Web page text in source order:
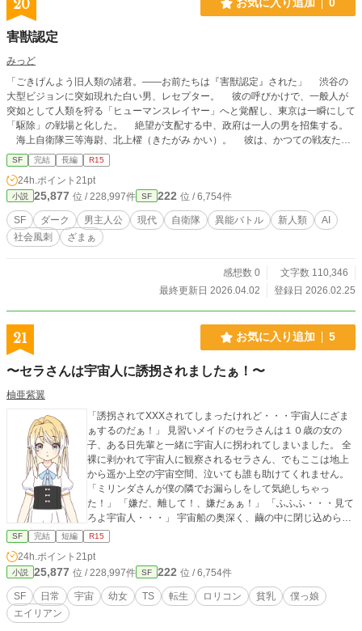
20 お気に入り追加 0
害獣認定
みっど
「ごきげんよう旧人類の諸君。――お前たちは『害獣認定』された」 渋谷の
大型ビジョンに突如現れた白い男、レセプター。 彼の呼びかけで、一般人が
突如として人類を狩る「ヒューマンスレイヤー」へと覚醒し、東京は一瞬にして
「駆除」の戦場と化した。 絶望が支配する中、政府は一人の男を招集する。
海上自衛隊三等海尉、北上櫂（きたがみ かい）。 彼は、かつての戦友たち
と共に、異能と悪意が渦巻く要塞・テレビ局へと潜入を開始する。 全ては、
人類という種の存続をかけた「調律」のために。 「世界はまだ知らない。この
『不協和音』を掌握する、真の王の帰還を――」 【テーマ】 人類が「最強種」
ではなくなったら、どうなるのか？ 【キャッチコピー】 アナタは『駆除する
側』か？ それとも『される側』か？ 【コンセプト】『絶望』から始まり『希
望』で終わる物語――ただし、その『希望』はアナタの想像とは違うかもしれな
い ※AIと共にプロットを練り上げた、自衛隊×異能バトルの力作です。 AIに
覧になって下さい。 ※一部に残酷な描写を含みます。 ※「小説家になろ
う」「カクヨム」でも投稿しています
SF 完結 長編 R15
24h.ポイント 21pt
小説 25,877 位 / 228,997件 SF 222 位 / 6,754件
SF ダーク 男主人公 現代 自衛隊 異能バトル 新人類
AI
社会風刺
ざまぁ
感想数 0
文字数 110,346
最終更新日 2026.04.02
登録日 2026.02.25
21 お気に入り追加 5
〜セラさんは宇宙人に誘拐されましたぁ！〜
柚亜紫翼
「誘拐されてXXXされてしまったけれど・・・宇宙人にざま
ぁするのだぁ！」 見習いメイドのセラさんは１０歳の女の
子、ある日先輩と一緒に宇宙人に拐われてしまいました。 全
裸に剥かれて宇宙人に観察されるセラさん、でもここは地上
から遥か上空の宇宙空間、泣いても誰も助けてくれません。
「ミリンダさんが僕の隣でお漏らしをして気絶しちゃっ
た！」 「嫌だ、離して！、嫌だぁぁ！」 「ふふふ・・・見て
ろよ宇宙人・・・」 宇宙船の奥深く、繭の中に閉じ込められ
触手に襲われるセラさんの運命は？。 投稿中の〜隻眼の令
嬢、リーゼロッテさんはひきこもりたい！〜 https://www.alph
apolis.co.jp/novel/652357507/282796475 Side-15でいつか
使おうと思って寝かせていたお話です、半年以上経っても使
わなかったので本編から切り離し、３話分の文章を削って１
話完結の短編として投稿しました。 もちろんリーゼロッテさ
SF 完結 短編 R15
24h.ポイント 21pt
小説 25,877 位 / 228,997件 SF 222 位 / 6,754件
SF 日常 宇宙 幼女 TS 転生 ロリコン 貧乳
僕っ娘
エイリアン